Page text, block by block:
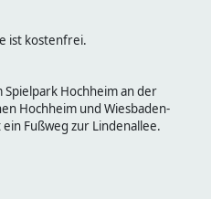
ist kostenfrei.
Spielpark Hochheim an der
Hochheim und Wiesbaden-
Fußweg zur Lindenallee.